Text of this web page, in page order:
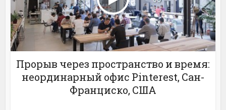
Прорыв через пространство и время:
неординарный офис Pinterest, Сан-
Франциско, США